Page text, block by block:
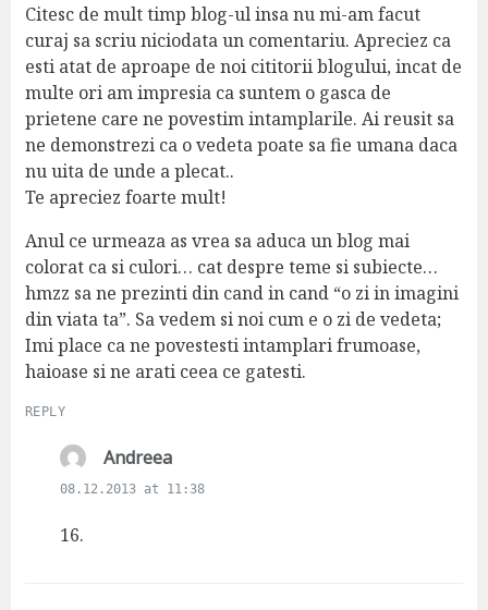
s
:
Citesc de mult timp blog-ul insa nu mi-am facut
curaj sa scriu niciodata un comentariu. Apreciez ca
esti atat de aproape de noi cititorii blogului, incat de
multe ori am impresia ca suntem o gasca de
prietene care ne povestim intamplarile. Ai reusit sa
ne demonstrezi ca o vedeta poate sa fie umana daca
nu uita de unde a plecat..
Te apreciez foarte mult!
Anul ce urmeaza as vrea sa aduca un blog mai
colorat ca si culori… cat despre teme si subiecte…
hmzz sa ne prezinti din cand in cand “o zi in imagini
din viata ta”. Sa vedem si noi cum e o zi de vedeta;
Imi place ca ne povestesti intamplari frumoase,
haioase si ne arati ceea ce gatesti.
REPLY
Andreeas
a
08.12.2013 at 11:38
16.